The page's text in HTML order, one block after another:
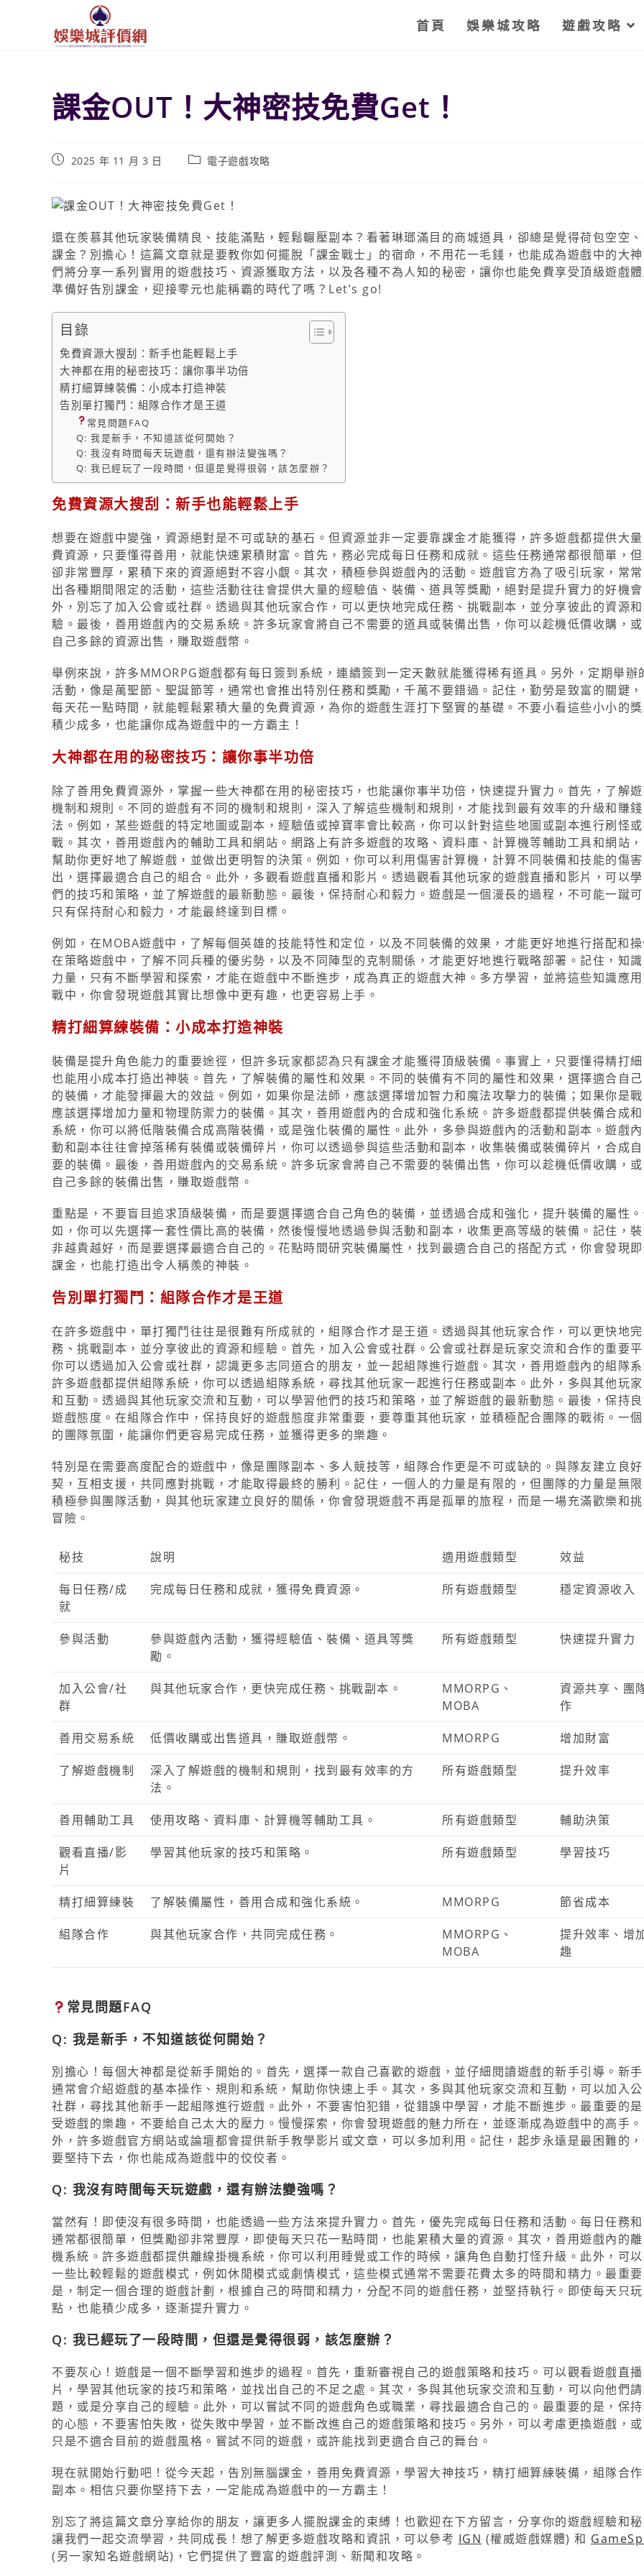
首頁 娛樂城攻略 遊戲攻略
課金OUT！大神密技免費Get！
2025 年 11 月 3 日 電子遊戲攻略
還在羨慕其他玩家裝備精良、技能滿點，輕鬆輾壓副本？看著琳瑯滿目的商城道具，卻總是覺得荷包空空
課金？別擔心！這篇文章就是要教你如何擺脫「課金戰士」的宿命，不用花一毛錢，也能成為遊戲中的大
們將分享一系列實用的遊戲技巧、資源獲取方法，以及各種不為人知的秘密，讓你也能免費享受頂級遊戲
準備好告別課金，迎接零元也能稱霸的時代了嗎？Let’s go!
目錄
免費資源大搜刮：新手也能輕鬆上手
大神都在用的秘密技巧：讓你事半功倍
精打細算練裝備：小成本打造神裝
告別單打獨鬥：組隊合作才是王道
常見問題FAQ
Q: 我是新手，不知道該從何開始？
Q: 我沒有時間每天玩遊戲，還有辦法變強嗎？
Q: 我已經玩了一段時間，但還是覺得很弱，該怎麼辦？
免費資源大搜刮：新手也能輕鬆上手
想要在遊戲中變強，資源絕對是不可或缺的基石。但資源並非一定要靠課金才能獲得，許多遊戲都提供大
費資源，只要懂得善用，就能快速累積財富。首先，務必完成每日任務和成就。這些任務通常都很簡單，
卻非常豐厚，累積下來的資源絕對不容小覷。其次，積極參與遊戲內的活動。遊戲官方為了吸引玩家，常
出各種期間限定的活動，這些活動往往會提供大量的經驗值、裝備、道具等獎勵，絕對是提升實力的好機
外，別忘了加入公會或社群。透過與其他玩家合作，可以更快地完成任務、挑戰副本，並分享彼此的資源
驗。最後，善用遊戲內的交易系統。許多玩家會將自己不需要的道具或裝備出售，你可以趁機低價收購，
自己多餘的資源出售，賺取遊戲幣。
舉例來說，許多MMORPG遊戲都有每日簽到系統，連續簽到一定天數就能獲得稀有道具。另外，定期舉辦
活動，像是萬聖節、聖誕節等，通常也會推出特別任務和獎勵，千萬不要錯過。記住，勤勞是致富的關鍵
每天花一點時間，就能輕鬆累積大量的免費資源，為你的遊戲生涯打下堅實的基礎。不要小看這些小小的
積少成多，也能讓你成為遊戲中的一方霸主！
大神都在用的秘密技巧：讓你事半功倍
除了善用免費資源外，掌握一些大神都在用的秘密技巧，也能讓你事半功倍，快速提升實力。首先，了解
機制和規則。不同的遊戲有不同的機制和規則，深入了解這些機制和規則，才能找到最有效率的升級和賺
法。例如，某些遊戲的特定地圖或副本，經驗值或掉寶率會比較高，你可以針對這些地圖或副本進行刷怪
戰。其次，善用遊戲內的輔助工具和網站。網路上有許多遊戲的攻略、資料庫、計算機等輔助工具和網站
幫助你更好地了解遊戲，並做出更明智的決策。例如，你可以利用傷害計算機，計算不同裝備和技能的傷
出，選擇最適合自己的組合。此外，多觀看遊戲直播和影片。透過觀看其他玩家的遊戲直播和影片，可以
們的技巧和策略，並了解遊戲的最新動態。最後，保持耐心和毅力。遊戲是一個漫長的過程，不可能一蹴
只有保持耐心和毅力，才能最終達到目標。
例如，在MOBA遊戲中，了解每個英雄的技能特性和定位，以及不同裝備的效果，才能更好地進行搭配和
在策略遊戲中，了解不同兵種的優劣勢，以及不同陣型的克制關係，才能更好地進行戰略部署。記住，知
力量，只有不斷學習和探索，才能在遊戲中不斷進步，成為真正的遊戲大神。多方學習，並將這些知識應
戰中，你會發現遊戲其實比想像中更有趣，也更容易上手。
精打細算練裝備：小成本打造神裝
裝備是提升角色能力的重要途徑，但許多玩家都認為只有課金才能獲得頂級裝備。事實上，只要懂得精打
也能用小成本打造出神裝。首先，了解裝備的屬性和效果。不同的裝備有不同的屬性和效果，選擇適合自
的裝備，才能發揮最大的效益。例如，如果你是法師，應該選擇增加智力和魔法攻擊力的裝備；如果你是
應該選擇增加力量和物理防禦力的裝備。其次，善用遊戲內的合成和強化系統。許多遊戲都提供裝備合成
系統，你可以將低階裝備合成高階裝備，或是強化裝備的屬性。此外，多參與遊戲內的活動和副本。遊戲
動和副本往往會掉落稀有裝備或裝備碎片，你可以透過參與這些活動和副本，收集裝備或裝備碎片，合成
要的裝備。最後，善用遊戲內的交易系統。許多玩家會將自己不需要的裝備出售，你可以趁機低價收購，
自己多餘的裝備出售，賺取遊戲幣。
重點是，不要盲目追求頂級裝備，而是要選擇適合自己角色的裝備，並透過合成和強化，提升裝備的屬性
如，你可以先選擇一套性價比高的裝備，然後慢慢地透過參與活動和副本，收集更高等級的裝備。記住，
非越貴越好，而是要選擇最適合自己的。花點時間研究裝備屬性，找到最適合自己的搭配方式，你會發現
課金，也能打造出令人稱羨的神裝。
告別單打獨鬥：組隊合作才是王道
在許多遊戲中，單打獨鬥往往是很難有所成就的，組隊合作才是王道。透過與其他玩家合作，可以更快地
務、挑戰副本，並分享彼此的資源和經驗。首先，加入公會或社群。公會或社群是玩家交流和合作的重要
你可以透過加入公會或社群，認識更多志同道合的朋友，並一起組隊進行遊戲。其次，善用遊戲內的組隊
許多遊戲都提供組隊系統，你可以透過組隊系統，尋找其他玩家一起進行任務或副本。此外，多與其他玩
和互動。透過與其他玩家交流和互動，可以學習他們的技巧和策略，並了解遊戲的最新動態。最後，保持
遊戲態度。在組隊合作中，保持良好的遊戲態度非常重要，要尊重其他玩家，並積極配合團隊的戰術。一
的團隊氛圍，能讓你們更容易完成任務，並獲得更多的樂趣。
特別是在需要高度配合的遊戲中，像是團隊副本、多人競技等，組隊合作更是不可或缺的。與隊友建立良
契，互相支援，共同應對挑戰，才能取得最終的勝利。記住，一個人的力量是有限的，但團隊的力量是無
積極參與團隊活動，與其他玩家建立良好的關係，你會發現遊戲不再是孤單的旅程，而是一場充滿歡樂和
冒險。
秘技 說明 適用遊戲類型 效益
每日任務/成
就
完成每日任務和成就，獲得免費資源。 所有遊戲類型 穩定資源收入
參與活動
參與遊戲內活動，獲得經驗值、裝備、道具等獎
勵。
所有遊戲類型 快速提升實力
加入公會/社
群
與其他玩家合作，更快完成任務、挑戰副本。
MMORPG、
MOBA
資源共享、團
作
善用交易系統 低價收購或出售道具，賺取遊戲幣。 MMORPG 增加財富
了解遊戲機制
深入了解遊戲的機制和規則，找到最有效率的方
法。
所有遊戲類型 提升效率
善用輔助工具 使用攻略、資料庫、計算機等輔助工具。 所有遊戲類型 輔助決策
觀看直播/影
片
學習其他玩家的技巧和策略。 所有遊戲類型 學習技巧
精打細算練裝 了解裝備屬性，善用合成和強化系統。 MMORPG 節省成本
組隊合作 與其他玩家合作，共同完成任務。
MMORPG、
MOBA
提升效率、增
趣
常見問題FAQ
Q: 我是新手，不知道該從何開始？
別擔心！每個大神都是從新手開始的。首先，選擇一款自己喜歡的遊戲，並仔細閱讀遊戲的新手引導。新
通常會介紹遊戲的基本操作、規則和系統，幫助你快速上手。其次，多與其他玩家交流和互動，可以加入
社群，尋找其他新手一起組隊進行遊戲。此外，不要害怕犯錯，從錯誤中學習，才能不斷進步。最重要的
受遊戲的樂趣，不要給自己太大的壓力。慢慢探索，你會發現遊戲的魅力所在，並逐漸成為遊戲中的高手
外，許多遊戲官方網站或論壇都會提供新手教學影片或文章，可以多加利用。記住，起步永遠是最困難的
要堅持下去，你也能成為遊戲中的佼佼者。
Q: 我沒有時間每天玩遊戲，還有辦法變強嗎？
當然有！即使沒有很多時間，也能透過一些方法來提升實力。首先，優先完成每日任務和活動。每日任務
通常都很簡單，但獎勵卻非常豐厚，即使每天只花一點時間，也能累積大量的資源。其次，善用遊戲內的
機系統。許多遊戲都提供離線掛機系統，你可以利用睡覺或工作的時候，讓角色自動打怪升級。此外，可
一些比較輕鬆的遊戲模式，例如休閒模式或劇情模式，這些模式通常不需要花費太多的時間和精力。最重
是，制定一個合理的遊戲計劃，根據自己的時間和精力，分配不同的遊戲任務，並堅持執行。即使每天只
點，也能積少成多，逐漸提升實力。
Q: 我已經玩了一段時間，但還是覺得很弱，該怎麼辦？
不要灰心！遊戲是一個不斷學習和進步的過程。首先，重新審視自己的遊戲策略和技巧。可以觀看遊戲直
片，學習其他玩家的技巧和策略，並找出自己的不足之處。其次，多與其他玩家交流和互動，可以向他們
題，或是分享自己的經驗。此外，可以嘗試不同的遊戲角色或職業，尋找最適合自己的。最重要的是，保
的心態，不要害怕失敗，從失敗中學習，並不斷改進自己的遊戲策略和技巧。另外，可以考慮更換遊戲，
只是不適合目前的遊戲風格。嘗試不同的遊戲，或許能找到更適合自己的舞台。
現在就開始行動吧！從今天起，告別無腦課金，善用免費資源，學習大神技巧，精打細算練裝備，組隊合
副本。相信只要你堅持下去，一定能成為遊戲中的一方霸主！
別忘了將這篇文章分享給你的朋友，讓更多人擺脫課金的束縛！也歡迎在下方留言，分享你的遊戲經驗和
讓我們一起交流學習，共同成長！想了解更多遊戲攻略和資訊，可以參考 IGN (權威遊戲媒體) 和
(另一家知名遊戲網站)，它們提供了豐富的遊戲評測、新聞和攻略。